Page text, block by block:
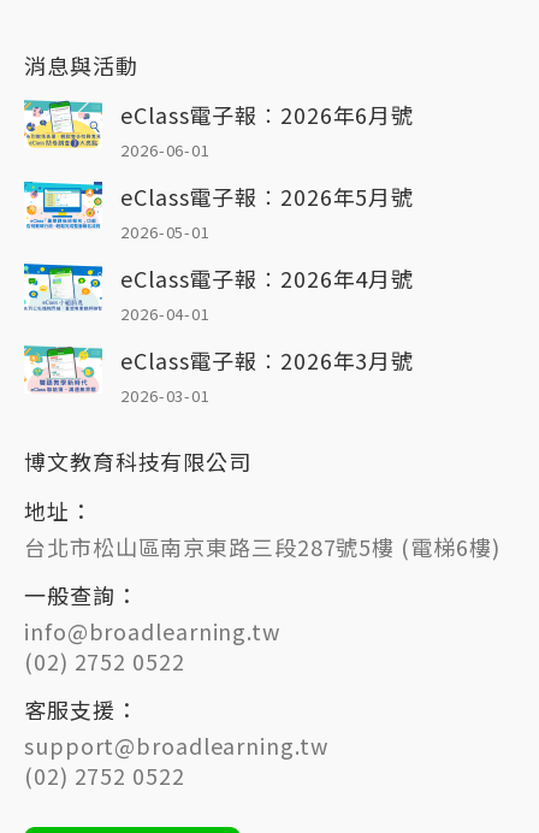
消息與活動
eClass電子報︰2026年6月號
2026-06-01
eClass電子報︰2026年5月號
2026-05-01
eClass電子報︰2026年4月號
2026-04-01
eClass電子報︰2026年3月號
2026-03-01
博文教育科技有限公司
地址：
台北市松山區南京東路三段287號5樓 (電梯6樓)
一般查詢：
info@broadlearning.tw
(02) 2752 0522
客服支援：
support@broadlearning.tw
(02) 2752 0522